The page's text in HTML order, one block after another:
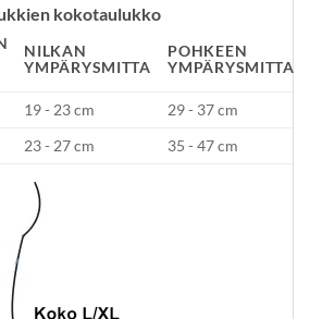
kokotaulukko
NILKAN
YMPÄRYSMITTA
POHKEEN
YMPÄRYSMITTA
19 - 23 cm
29 - 37 cm
23 - 27 cm 35 - 47 cm